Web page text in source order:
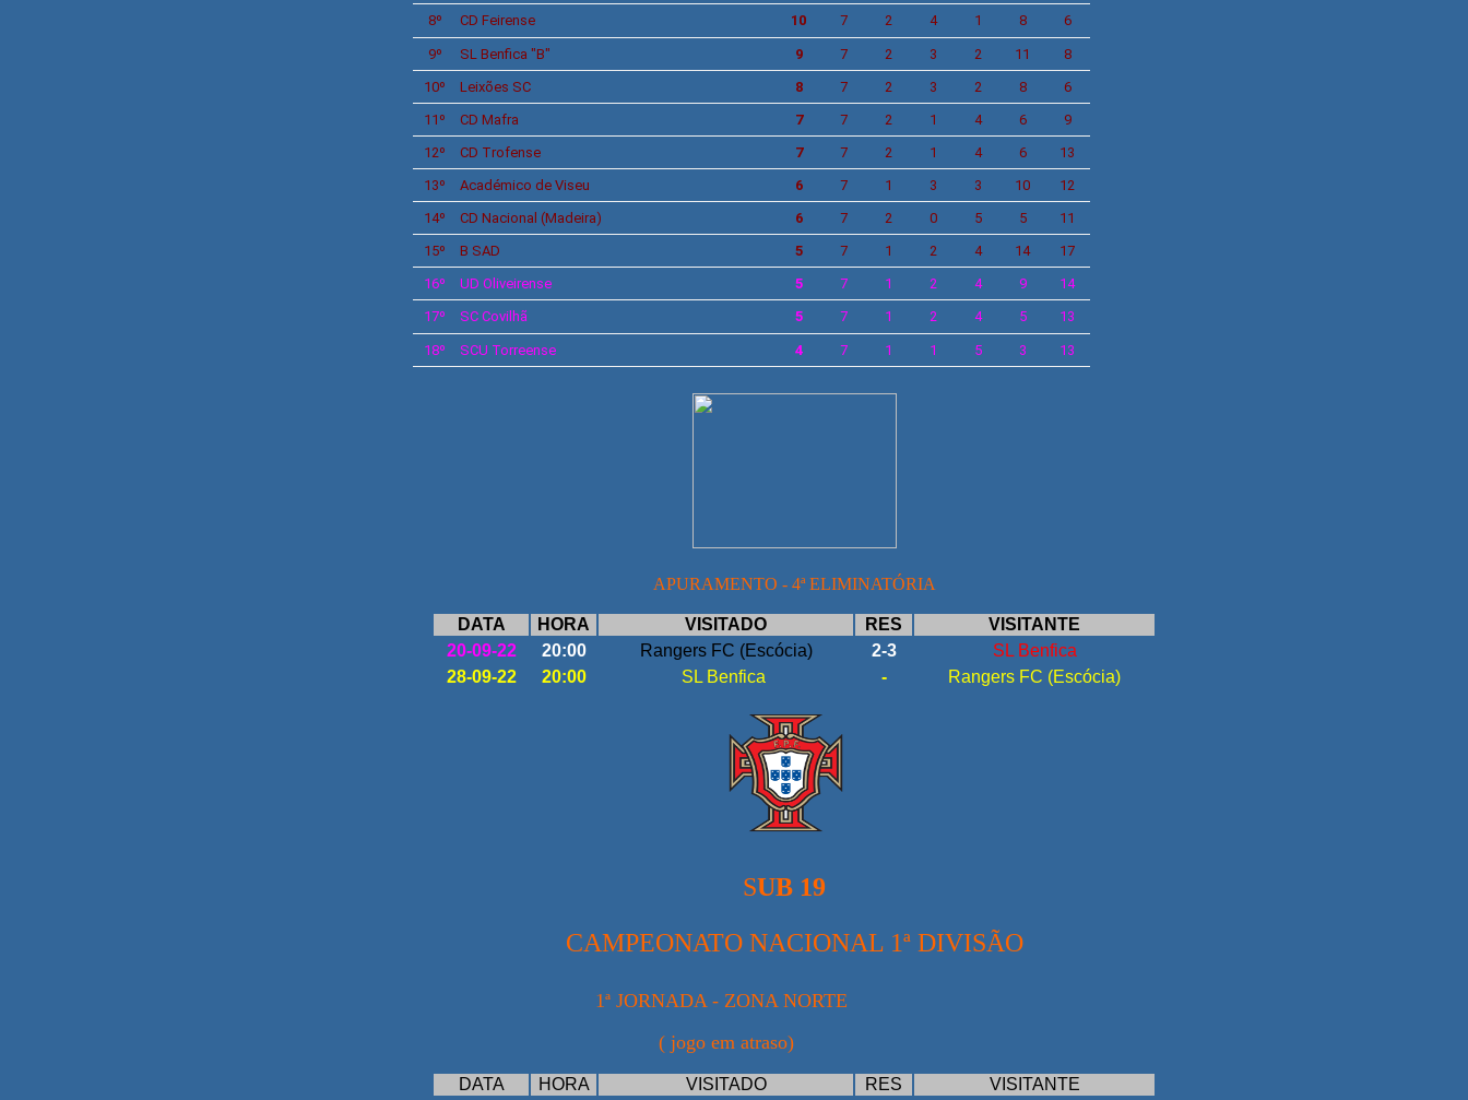
8º
CD Feirense 10 7 2 4 1 8 6
9º SL Benfica "B" 9 7 2 3 2 11
8
10º
Leixões SC 8 7 2 3 2 8
6
11º
CD Mafra 7 7 2 1 4 6
9
12º
CD Trofense 7 7 2 1 4 6
13
13º
Académico de Viseu 6 7 1 3 3 10
12
14º
CD Nacional (Madeira) 6 7 2 0 5 5
11
15º
B SAD 5 7 1 2 4 14
17
16º
UD Oliveirense 5 7 1 2 4 9
14
17º
SC Covilhã 5 7 1 2 4 5 13
18º SCU Torreense 4 7 1 1 5 3 13
APURAMENTO - 4ª ELIMINATÓRIA
DATA HORA VISITADO RES
VISITANTE
20-09-22
20:00 Rangers FC (Escócia) 2-3
SL Benfica
28-09-22
20:00 SL Benfica - Rangers FC (Escócia)
SUB 19
CAMPEONATO NACIONAL 1ª DIVISÃO
1ª JORNADA - ZONA NORTE
( jogo em atraso)
DATA HORA VISITADO RES
VISITANTE